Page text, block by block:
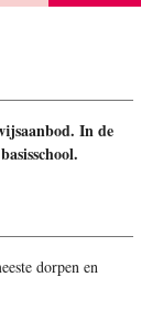
In de
dorpen en